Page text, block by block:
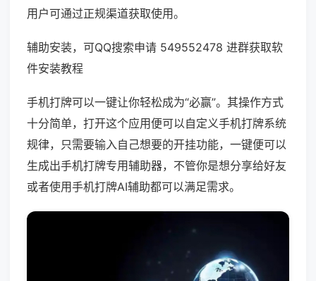
用户可通过正规渠道获取使用。
辅助安装，可QQ搜索申请 549552478 进群获取软
件安装教程
手机打牌可以一键让你轻松成为“必赢”。其操作方式
十分简单，打开这个应用便可以自定义手机打牌系统
规律，只需要输入自己想要的开挂功能，一键便可以
生成出手机打牌专用辅助器，不管你是想分享给好友
或者使用手机打牌AI辅助都可以满足需求。